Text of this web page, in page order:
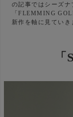
の記事ではシーズ
「FLEMMING
新作を軸に見ていき